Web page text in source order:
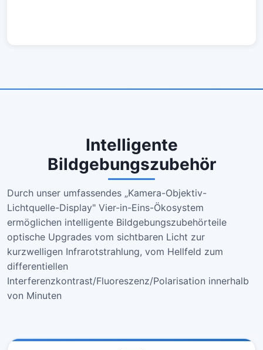
Intelligente
Bildgebungszubehör
Durch unser umfassendes „Kamera-Objektiv-
Lichtquelle-Display" Vier-in-Eins-Ökosystem
ermöglichen intelligente Bildgebungszubehörteile
optische Upgrades vom sichtbaren Licht zur
kurzwelligen Infrarotstrahlung, vom Hellfeld zum
differentiellen
Interferenzkontrast/Fluoreszenz/Polarisation innerhalb
von Minuten